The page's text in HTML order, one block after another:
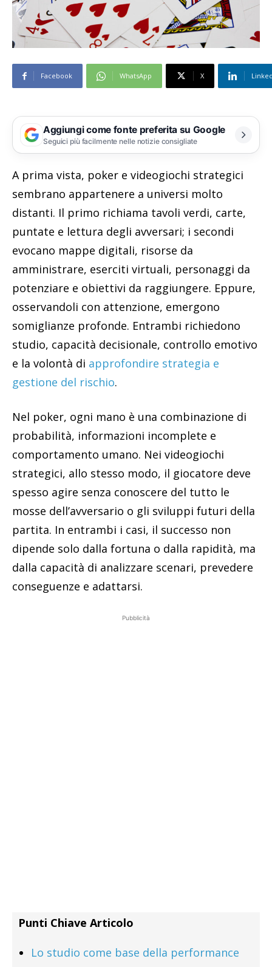
Facebook WhatsApp X
Aggiungi come fonte preferita su Google
Seguici più facilmente nelle notizie consigliate
A prima vista, poker e videogiochi strategici
sembrano appartenere a universi molto
distanti. Il primo richiama tavoli verdi, carte,
puntate e lettura degli avversari; i secondi
evocano mappe digitali, risorse da
amministrare, eserciti virtuali, personaggi da
potenziare e obiettivi da raggiungere. Eppure,
osservandoli con attenzione, emergono
somiglianze profonde. Entrambi richiedono
studio, capacità decisionale, controllo emotivo
e la volontà di approfondire strategia e
gestione del rischio.
Nel poker, ogni mano è una combinazione di
probabilità, informazioni incomplete e
comportamento umano. Nei videogiochi
strategici, allo stesso modo, il giocatore deve
spesso agire senza conoscere del tutto le
mosse dell’avversario o gli sviluppi futuri della
partita. In entrambi i casi, il successo non
dipende solo dalla fortuna o dalla rapidità, ma
dalla capacità di analizzare scenari, prevedere
conseguenze e adattarsi.
Pubblicità
Punti Chiave Articolo
Lo studio come base della performance